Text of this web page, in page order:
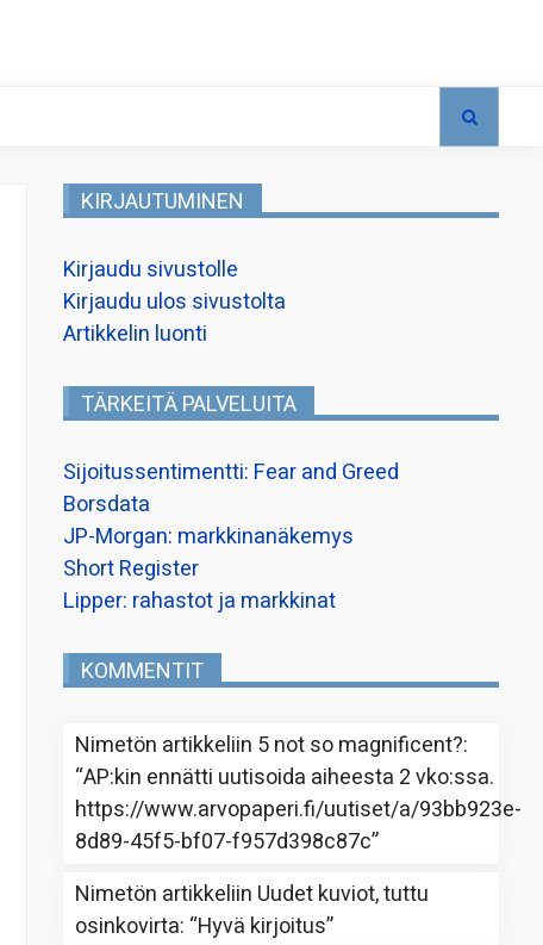
KIRJAUTUMINEN
Kirjaudu sivustolle
Kirjaudu ulos sivustolta
Artikkelin luonti
TÄRKEITÄ PALVELUITA
Sijoitussentimentti: Fear and Greed
Borsdata
JP-Morgan: markkinanäkemys
Short Register
Lipper: rahastot ja markkinat
KOMMENTIT
Nimetön artikkeliin 5 not so magnificent?:
“AP:kin ennätti uutisoida aiheesta 2 vko:ssa.
https://www.arvopaperi.fi/uutiset/a/93bb923e-
8d89-45f5-bf07-f957d398c87c”
Nimetön artikkeliin Uudet kuviot, tuttu
osinkovirta: “Hyvä kirjoitus”